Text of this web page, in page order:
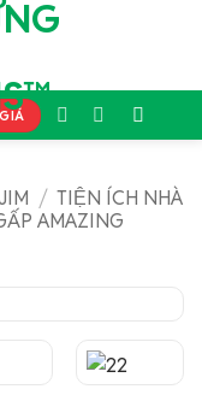
/ TIỆN ÍCH NHÀ
AMAZING